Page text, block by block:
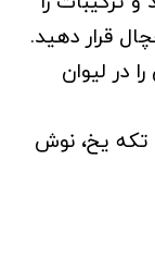
قرار دهید.
در لیوان
تکه یخ، نوش